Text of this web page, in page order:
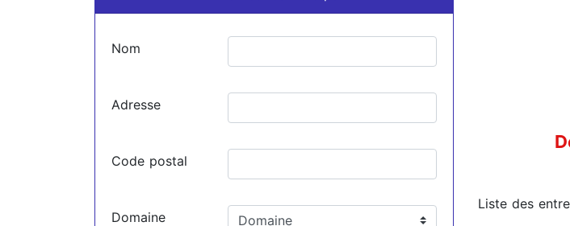
Nom
Adresse
Code postal
Domaine
Liste des